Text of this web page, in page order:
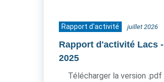
Rapport d'activité juillet 2026
Rapport d'activité Lacs -
2025
Télécharger la version .pdf